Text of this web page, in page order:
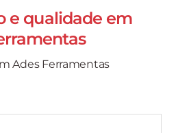
e qualidade em
Ades Ferramentas